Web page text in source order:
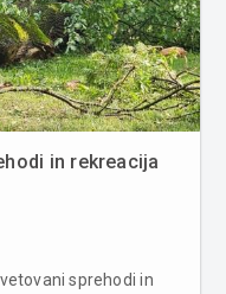
in rekreacija
sprehodi in